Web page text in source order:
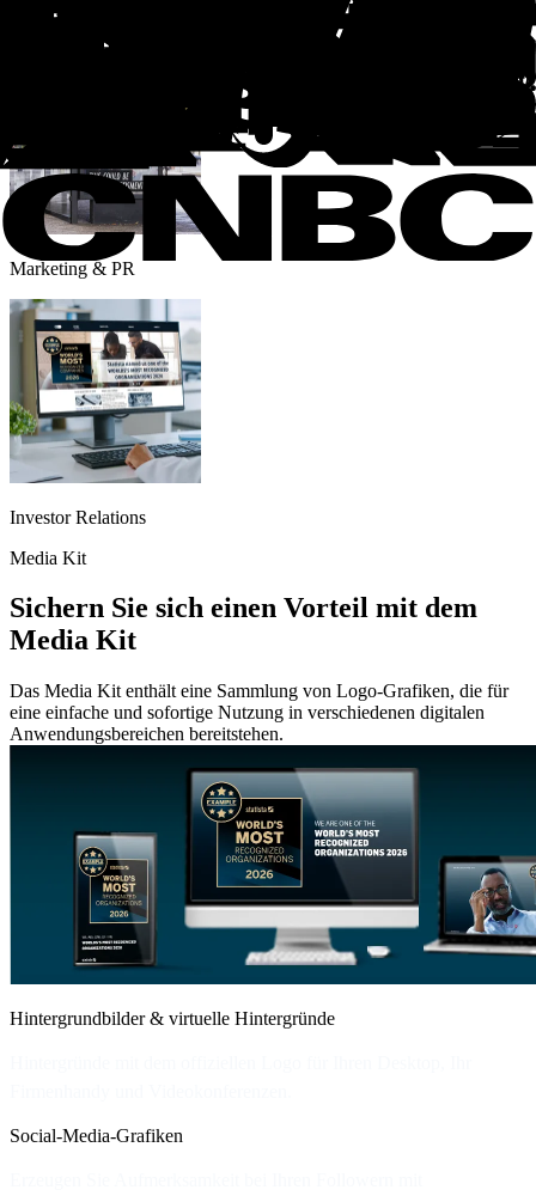
Recruiting
Marketing & PR
Investor Relations
Media Kit
Sichern Sie sich einen Vorteil mit dem
Media Kit
Das Media Kit enthält eine Sammlung von Logo-Grafiken, die für
eine einfache und sofortige Nutzung in verschiedenen digitalen
Anwendungsbereichen bereitstehen.
Hintergrundbilder & virtuelle Hintergründe
Social-Media-Grafiken